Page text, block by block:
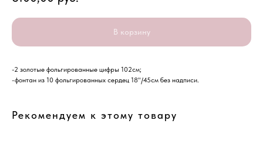
В корзину
-2 золотые фольгированные цифры 102см;
-фонтан из 10 фольгированных сердец 18"/45см без надписи.
Рекомендуем к этому товару